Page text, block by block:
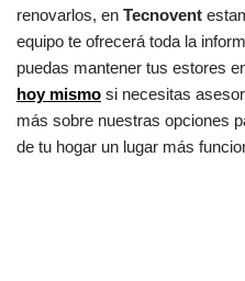
renovarlos, en Tecnovent
equipo te ofrecerá toda la
puedas mantener tus estores
hoy mismo si necesitas
más sobre nuestras opciones
de tu hogar un lugar más